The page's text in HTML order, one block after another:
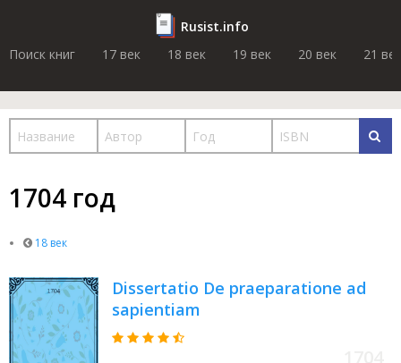
Rusist.info
Поиск книг
17 век 18 век 19 век 20 век 21 век
1704 год
18 век
Dissertatio De praeparatione ad
sapientiam